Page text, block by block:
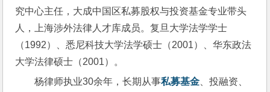
究中心主任，大成中国区私募股权与投资基金专业带头
人，上海涉外法律人才库成员。复旦大学法学学士
（1992）、悉尼科技大学法学硕士（2001）、华东政法
大学法律硕士（2001）。
杨律师执业30余年，长期从事私募基金 、投融资、